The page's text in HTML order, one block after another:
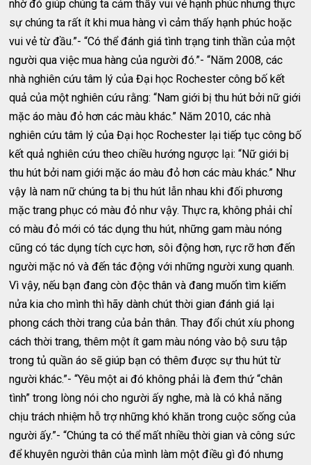
nhờ đó giúp chúng ta cảm thấy vui vẻ hạnh phúc nhưng thực
sự chúng ta rất ít khi mua hàng vì cảm thấy hạnh phúc hoặc
vui vẻ từ đầu.”- “Có thể đánh giá tình trạng tinh thần của một
người qua việc mua hàng của người đó.”- “Năm 2008, các
nhà nghiên cứu tâm lý của Đại học Rochester công bố kết
quả của một nghiên cứu rằng: “Nam giới bị thu hút bởi nữ giới
mặc áo màu đỏ hơn các màu khác.” Năm 2010, các nhà
nghiên cứu tâm lý của Đại học Rochester lại tiếp tục công bố
kết quả nghiên cứu theo chiều hướng ngược lại: “Nữ giới bị
thu hút bởi nam giới mặc áo màu đỏ hơn các màu khác.” Như
vậy là nam nữ chúng ta bị thu hút lẫn nhau khi đối phương
mặc trang phục có màu đỏ như vậy. Thực ra, không phải chỉ
có màu đỏ mới có tác dụng thu hút, những gam màu nóng
cũng có tác dụng tích cực hơn, sôi động hơn, rực rỡ hơn đến
người mặc nó và đến tác động với những người xung quanh.
Vì vậy, nếu bạn đang còn độc thân và đang muốn tìm kiếm
nửa kia cho mình thì hãy dành chút thời gian đánh giá lại
phong cách thời trang của bản thân. Thay đổi chút xíu phong
cách thời trang, thêm một ít gam màu nóng vào bộ sưu tập
trong tủ quần áo sẽ giúp bạn có thêm được sự thu hút từ
người khác.”- “Yêu một ai đó không phải là đem thứ “chân
tình” trong lòng nói cho người ấy nghe, mà là có khả năng
chịu trách nhiệm hỗ trợ những khó khăn trong cuộc sống của
người ấy.”- “Chúng ta có thể mất nhiều thời gian và công sức
để khuyên người thân của mình làm một điều gì đó nhưng